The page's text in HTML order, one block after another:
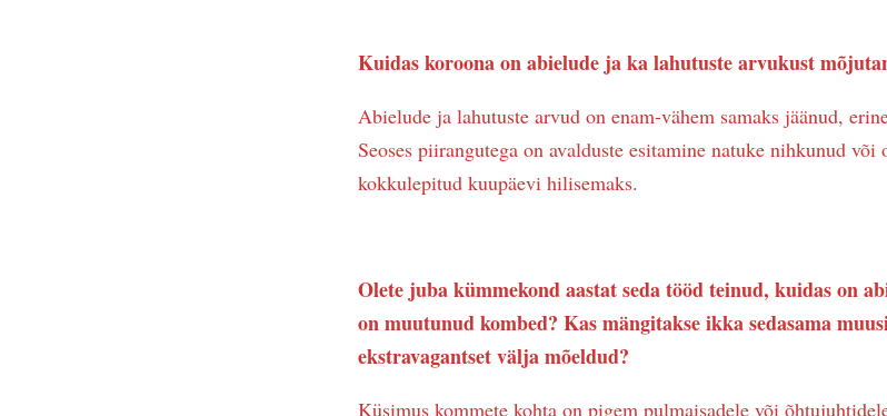
Kuidas koroona on abielude ja ka lahutuste arvukust
Abielude ja lahutuste arvud on enam-vähem samaks jäänud,
Seoses piirangutega on avalduste esitamine natuke nihkunud või
kokkulepitud kuupäevi hilisemaks.
Olete juba kümmekond aastat seda tööd teinud, kuidas on
on muutunud kombed? Kas mängitakse ikka sedasama
ekstravagantset välja mõeldud?
Küsimus kommete kohta on pigem pulmaisadele või